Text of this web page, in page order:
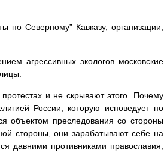
по Северному” Кавказу, организации,
агрессивных экологов московские
и не скрывают этого. Почему
России, которую исповедует по
объектом преследования со стороны
стороны, они зарабатывают себе на
давними противниками православия,